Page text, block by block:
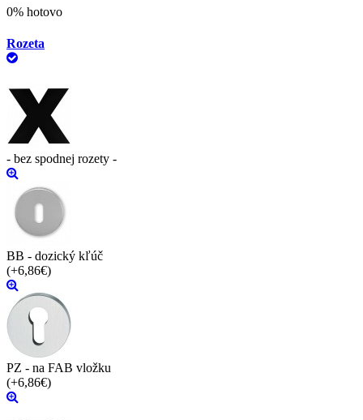
0% hotovo
Rozeta
- bez spodnej rozety -
BB - dozický kľúč
(+6,86€)
PZ - na FAB vložku
(+6,86€)